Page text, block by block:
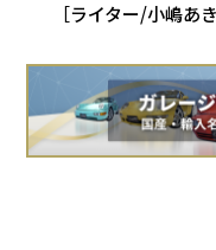
［ライター/小嶋あき